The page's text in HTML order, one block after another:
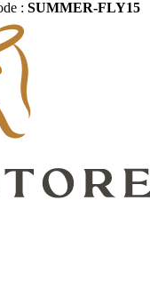
: SUMMER-FLY15